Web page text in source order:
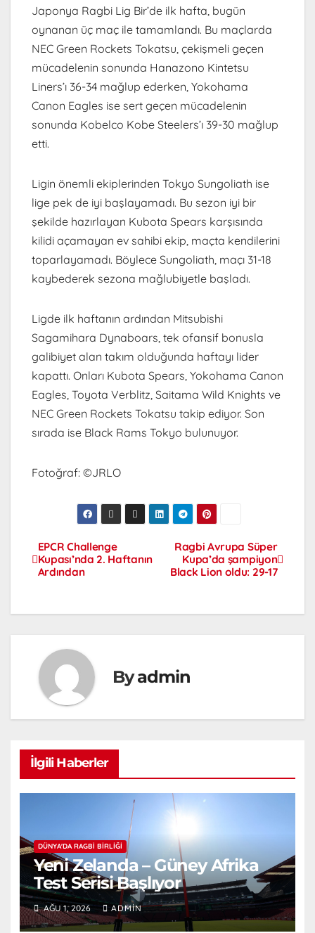
Japonya Ragbi Lig Bir’de ilk hafta, bugün
oynanan üç maç ile tamamlandı. Bu maçlarda
NEC Green Rockets Tokatsu, çekişmeli geçen
mücadelenin sonunda Hanazono Kintetsu
Liners’ı 36-34 mağlup ederken, Yokohama
Canon Eagles ise sert geçen mücadelenin
sonunda Kobelco Kobe Steelers’ı 39-30 mağlup
etti.
Ligin önemli ekiplerinden Tokyo Sungoliath ise
lige pek de iyi başlayamadı. Bu sezon iyi bir
şekilde hazırlayan Kubota Spears karşısında
kilidi açamayan ev sahibi ekip, maçta kendilerini
toparlayamadı. Böylece Sungoliath, maçı 31-18
kaybederek sezona mağlubiyetle başladı.
Ligde ilk haftanın ardından Mitsubishi
Sagamihara Dynaboars, tek ofansif bonusla
galibiyet alan takım olduğunda haftayı lider
kapattı. Onları Kubota Spears, Yokohama Canon
Eagles, Toyota Verblitz, Saitama Wild Knights ve
NEC Green Rockets Tokatsu takip ediyor. Son
sırada ise Black Rams Tokyo bulunuyor.
Fotoğraf: ©JRLO
Ragbi Avrupa Süper
Kupa’da şampiyon
Black Lion oldu: 29-17
EPCR Challenge
Kupası’nda 2. Haftanın
Ardından
Byadmin
İlgili Haberler
DÜNYA'DA RAGBI BIRLIĞI
Yeni Zelanda – Güney Afrika
Test Serisi Başlıyor
AĞU 1, 2026 ADMIN